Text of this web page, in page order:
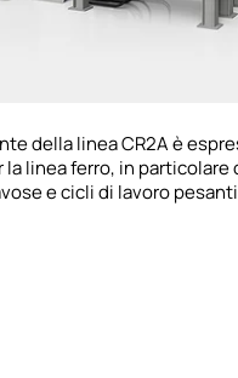
della linea CR2A è
linea ferro, in particolare
e cicli di lavoro